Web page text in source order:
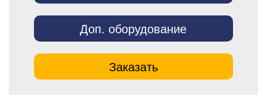
Доп. оборудование
Заказать